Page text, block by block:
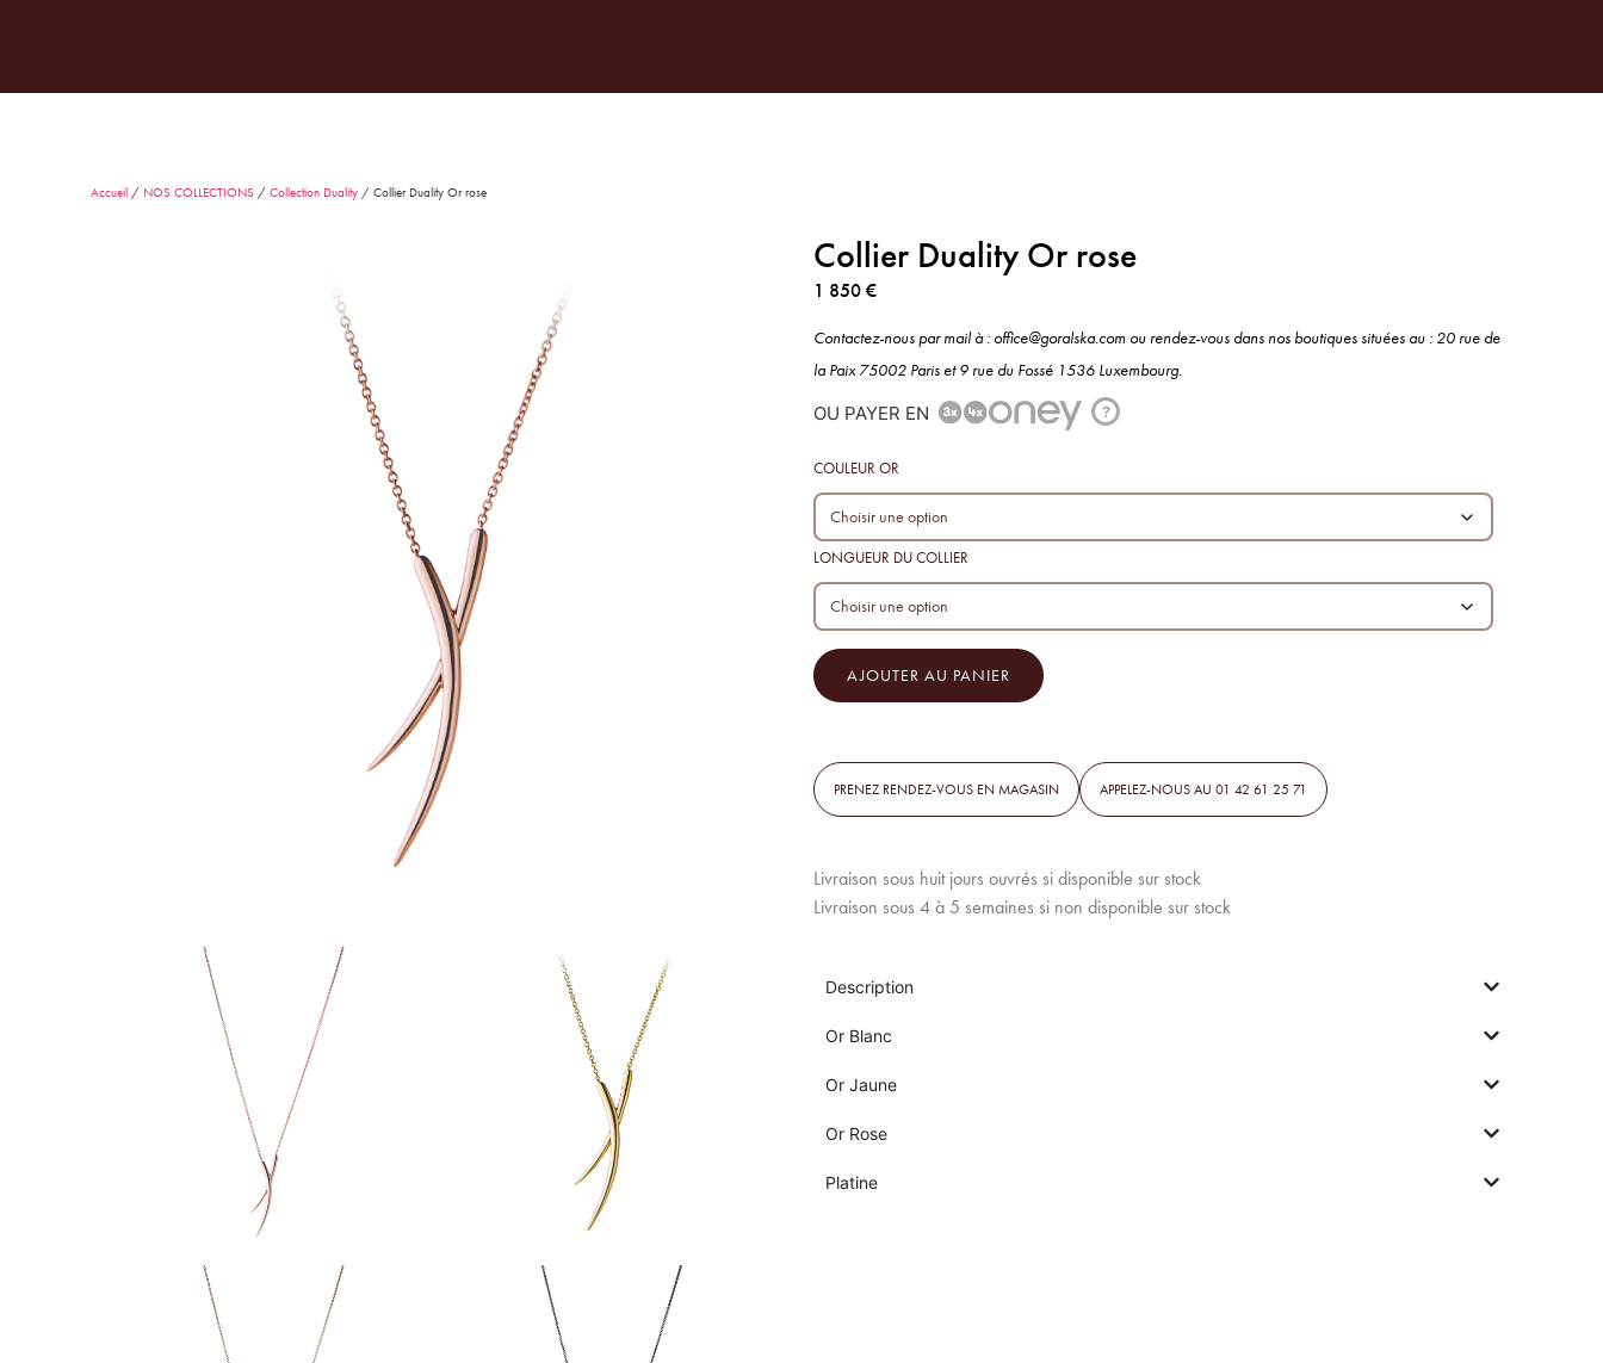
Accueil / NOS COLLECTIONS /Collection Duality / Collier Duality Or rose
Collier Duality Or rose
1 850€
Contactez-nous par mail à : office@goralska.com ou rendez-vous dans nos boutiques situées au : 20 rue de
la Paix 75002 Paris et 9 rue du Fossé 1536 Luxembourg.
OU PAYER EN ?
COULEUR OR
LONGUEUR DU COLLIER
AJOUTER AU PANIER
PRENEZ RENDEZ-VOUS EN MAGASIN APPELEZ-NOUS AU 01 42 61 25 71
Livraison sous huit jours ouvrés si disponible sur stock
Livraison sous 4 à 5 semaines si non disponible sur stock
Description
Or Blanc
Or Jaune
Or Rose
Platine